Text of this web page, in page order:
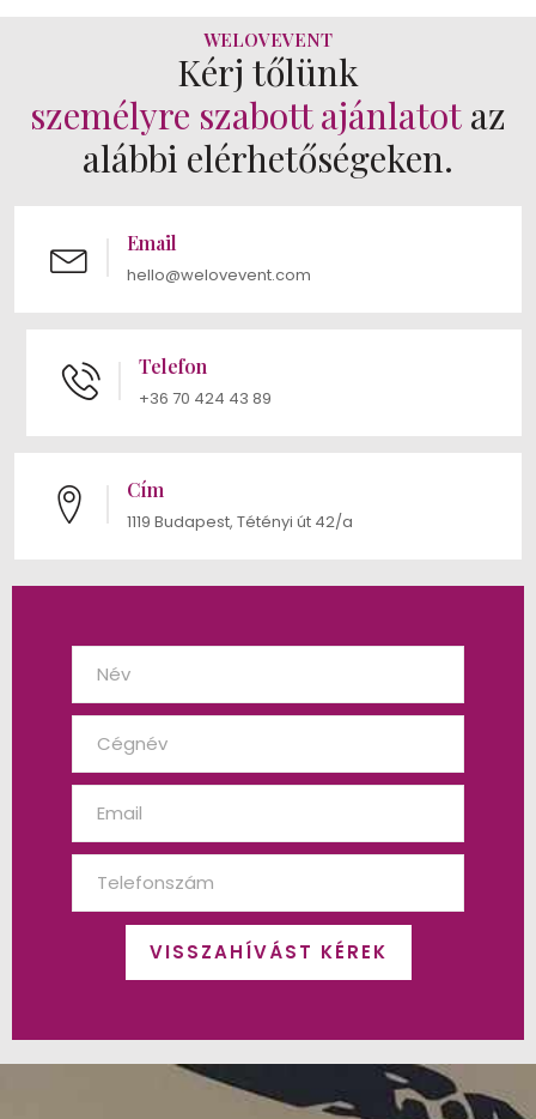
VISSZAHÍVÁST KÉREK
WELOVEVENT
Kérj tőlünk
személyre szabott ajánlatot az
alábbi elérhetőségeken.
Email
hello@welovevent.com
Telefon
+36 70 424 43 89
Cím
1119 Budapest, Tétényi út 42/a